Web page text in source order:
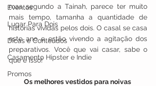
Eventos
Lugar Para Dois
Dicas e Conteúdos
Casamento Hipster e Indie
Promos
mas segundo a Tainah, parece ter muito
mais tempo, tamanha a quantidade de
histórias vividas pelos dois. O casal se casa
este ano e estão vivendo a agitação dos
preparativos. Você que vai casar, sabe o
que é isso!
Os melhores vestidos para noivas